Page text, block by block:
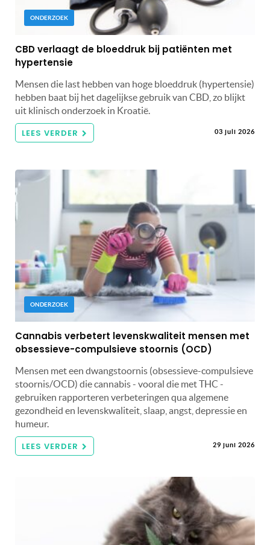
ONDERZOEK
CBD verlaagt de bloeddruk bij patiënten met
hypertensie
Mensen die last hebben van hoge bloeddruk (hypertensie)
hebben baat bij het dagelijkse gebruik van CBD, zo blijkt
uit klinisch onderzoek in Kroatië.
LEES VERDER 03 juli 2026
ONDERZOEK
Cannabis verbetert levenskwaliteit mensen met
obsessieve-compulsieve stoornis (OCD)
Mensen met een dwangstoornis (obsessieve-compulsieve
stoornis/OCD) die cannabis - vooral die met THC -
gebruiken rapporteren verbeteringen qua algemene
gezondheid en levenskwaliteit, slaap, angst, depressie en
humeur.
LEES VERDER 29 juni 2026